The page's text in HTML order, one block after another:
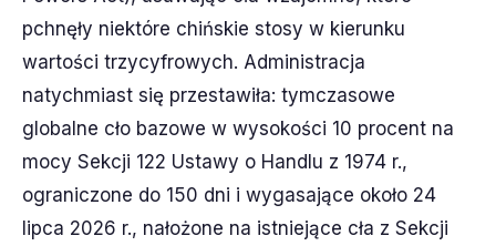
pchnęły niektóre chińskie stosy w kierunku
wartości trzycyfrowych. Administracja
natychmiast się przestawiła: tymczasowe
globalne cło bazowe w wysokości 10 procent na
mocy Sekcji 122 Ustawy o Handlu z 1974 r.,
ograniczone do 150 dni i wygasające około 24
lipca 2026 r., nałożone na istniejące cła z Sekcji